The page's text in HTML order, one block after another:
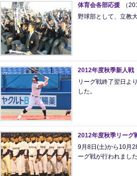
体育会各部応援
（
野球部として、立教
2012年度秋季新人戦
リーグ戦終了翌日よ
した。
2012年度秋季リーグ
9月8日(土)から10月
ーグ戦が行われまし